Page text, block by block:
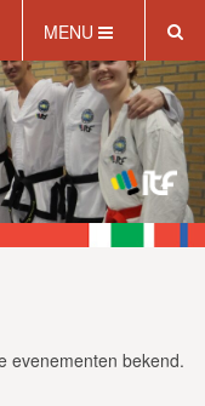
MENU
evenementen bekend.